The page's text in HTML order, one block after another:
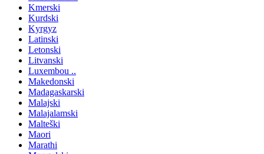
Kmerski
Kurdski
Kyrgyz
Latinski
Letonski
Litvanski
Luxembou ..
Makedonski
Madagaskarski
Malajski
Malajalamski
Malteški
Maori
Marathi